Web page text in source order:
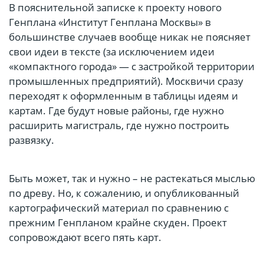
В пояснительной записке к проекту нового
Генплана «Институт Генплана Москвы» в
большинстве случаев вообще никак не поясняет
свои идеи в тексте (за исключением идеи
«компактного города» — с застройкой территории
промышленных предприятий). Москвичи сразу
переходят к оформленным в таблицы идеям и
картам. Где будут новые районы, где нужно
расширить магистраль, где нужно построить
развязку.
Быть может, так и нужно – не растекаться мыслью
по древу. Но, к сожалению, и опубликованный
картографический материал по сравнению с
прежним Генпланом крайне скуден. Проект
сопровождают всего пять карт.